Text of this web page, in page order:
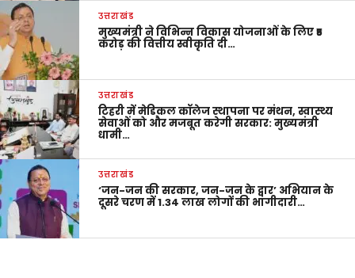
उत्तराखंड
मुख्यमंत्री ने विभिन्न विकास योजनाओं के लिए ₹5
करोड़ की वित्तीय स्वीकृति दी…
उत्तराखंड
टिहरी में मेडिकल कॉलेज स्थापना पर मंथन, स्वास्थ्य
सेवाओं को और मजबूत करेगी सरकार: मुख्यमंत्री
धामी…
उत्तराखंड
‘जन-जन की सरकार, जन-जन के द्वार’ अभियान के
दूसरे चरण में 1.34 लाख लोगों की भागीदारी…